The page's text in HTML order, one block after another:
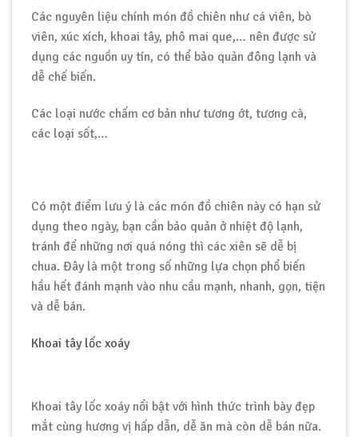
Các nguyên liệu chính món đồ chiên như cá viên, bò
viên, xúc xích, khoai tây, phô mai que,… nên được sử
dụng các nguồn uy tín, có thể bảo quản đông lạnh và
dễ chế biến.
Các loại nước chấm cơ bản như tương ớt, tương cà,
các loại sốt,…
Có một điểm lưu ý là các món đồ chiên này có hạn sử
dụng theo ngày, bạn cần bảo quản ở nhiệt độ lạnh,
tránh để những nơi quá nóng thì các xiên sẽ dễ bị
chua. Đây là một trong số những lựa chọn phổ biến
hầu hết đánh mạnh vào nhu cầu mạnh, nhanh, gọn, tiện
và dễ bán.
Khoai tây lốc xoáy
Khoai tây lốc xoáy nổi bật với hình thức trình bày đẹp
mắt cùng hương vị hấp dẫn, dễ ăn mà còn dễ bán nữa.